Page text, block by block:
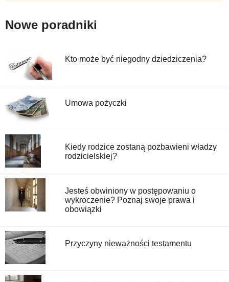
Nowe poradniki
Kto może być niegodny dziedziczenia?
Umowa pożyczki
Kiedy rodzice zostaną pozbawieni władzy
rodzicielskiej?
Jesteś obwiniony w postępowaniu o
wykroczenie? Poznaj swoje prawa i
obowiązki
Przyczyny nieważności testamentu